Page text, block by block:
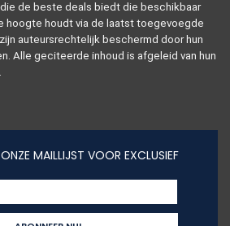
de beste deals biedt die beschikbaar
hoogte houdt via de laatst toegevoegde
auteursrechtelijk beschermd door hun
Alle geciteerde inhoud is afgeleid van hun
MAILLIJST VOOR EXCLUSIEF